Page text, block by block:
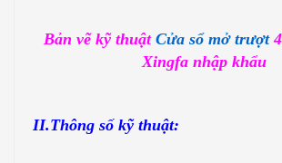
Bản vẽ kỹ thuật Cửa sổ mở trượt4
Xingfa nhập khẩu
II.Thông số kỹ thuật: